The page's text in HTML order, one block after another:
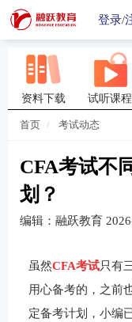
登录/
资料下载 试听课程
首页 考试动态
CFA考试不
划？
编辑：融跃教育
虽然CFA考试只有
用心备考的，之前
定备考计划，小编